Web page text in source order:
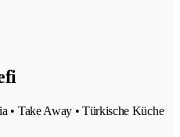
• Take Away • Türkische Küche